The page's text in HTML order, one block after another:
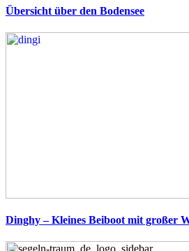
Übersicht über den Bodensee
Dinghy – Kleines Beiboot mit großer